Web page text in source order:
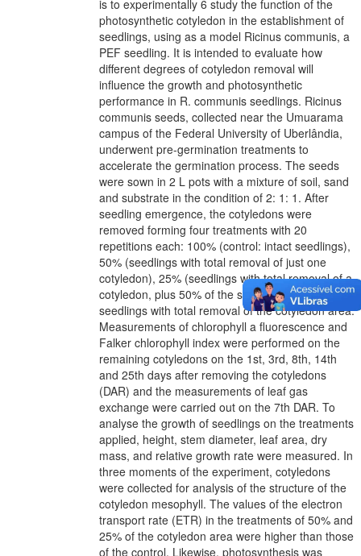
is to experimentally 6 study the function of the
photosynthetic cotyledon in the establishment of
seedlings, using as a model Ricinus communis, a
PEF seedling. It is intended to evaluate how
different degrees of cotyledon removal will
influence the growth and photosynthetic
performance in R. communis seedlings. Ricinus
communis seeds, collected near the Umuarama
campus of the Federal University of Uberlândia,
underwent pre-germination treatments to
accelerate the germination process. The seeds
were sown in 2 L pots with a mixture of soil, sand
and substrate in the condition of 2: 1: 1. After
seedling emergence, the cotyledons were
removed forming four treatments with 20
repetitions each: 100% (control: intact seedlings),
50% (seedlings with total removal of just one
cotyledon), 25% (seedlings with total removal of a
cotyledon, plus 50% of the second cotyledon) and
seedlings with total removal of the cotyledon area.
Measurements of chlorophyll a fluorescence and
Falker chlorophyll index were performed on the
remaining cotyledons on the 1st, 3rd, 8th, 14th
and 25th days after removing the cotyledons
(DAR) and the measurements of leaf gas
exchange were carried out on the 7th DAR. To
analyse the growth of seedlings on the treatments
applied, height, stem diameter, leaf area, dry
mass, and relative growth rate were measured. In
three moments of the experiment, cotyledons
were collected for analysis of the structure of the
cotyledon mesophyll. The values of the electron
transport rate (ETR) in the treatments of 50% and
25% of the cotyledon area were higher than those
of the control. Likewise, photosynthesis was